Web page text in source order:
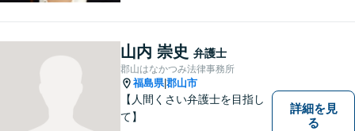
山内 崇史 弁護士
郡山はなかつみ法律事務所
福島県|郡山市
【人間くさい弁護士を目指し
て】
詳細を見
る